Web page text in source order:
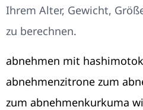
Ihrem Alter, Gewicht,
zu berechnen.
abnehmen mit hashimoto
abnehmenzitrone zum
zum abnehmenkurkuma